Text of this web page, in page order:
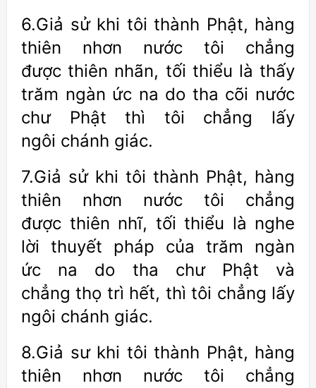
6.Giả sử khi tôi thành Phật, hàng
thiên nhơn nước tôi chẳng
được thiên nhãn, tối thiểu là thấy
trăm ngàn ức na do tha cõi nước
chư Phật thì tôi chẳng lấy
ngôi chánh giác.
7.Giả sử khi tôi thành Phật, hàng
thiên nhơn nước tôi chẳng
được thiên nhĩ, tối thiểu là nghe
lời thuyết pháp của trăm ngàn
ức na do tha chư Phật và
chẳng thọ trì hết, thì tôi chẳng lấy
ngôi chánh giác.
8.Giả sư khi tôi thành Phật, hàng
thiên nhơn nước tôi chẳng